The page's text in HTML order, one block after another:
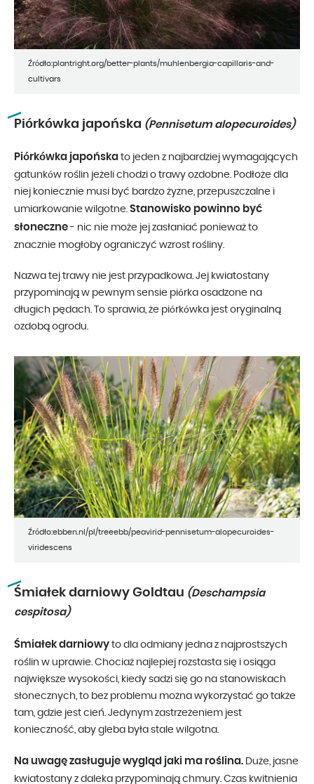
Źródło:plantright.org/better-plants/muhlenbergia-capillaris-and-
cultivars
Piórkówka japońska (Pennisetum alopecuroides)
Piórkówka japońska to jeden z najbardziej wymagających
gatunków roślin jeżeli chodzi o trawy ozdobne. Podłoże dla
niej koniecznie musi być bardzo żyzne, przepuszczalne i
umiarkowanie wilgotne. Stanowisko powinno być
słoneczne- nic nie może jej zasłaniać ponieważ to
znacznie mogłoby ograniczyć wzrost rośliny.
Nazwa tej trawy nie jest przypadkowa. Jej kwiatostany
przypominają w pewnym sensie piórka osadzone na
długich pędach. To sprawia, że piórkówka jest oryginalną
ozdobą ogrodu.
Źródło:ebben.nl/pl/treeebb/peavirid-pennisetum-alopecuroides-
viridescens
Śmiałek darniowy Goldtau (Deschampsia
cespitosa)
Śmiałek darniowy to dla odmiany jedna z najprostszych
roślin w uprawie. Chociaż najlepiej rozstasta się i osiąga
największe wysokości, kiedy sadzi się go na stanowiskach
słonecznych, to bez problemu można wykorzystać go także
tam, gdzie jest cień. Jedynym zastrzeżeniem jest
konieczność, aby gleba była stale wilgotna.
Na uwagę zasługuje wygląd jaki ma roślina. Duże, jasne
kwiatostany z daleka przypominają chmury. Czas kwitnienia